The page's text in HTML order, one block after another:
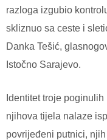
razloga izgubio
skliznuo sa ceste i
Danka Tešić,
Istočno Sarajevo.
Identitet troje
njihova tijela nalaze
povrijeđeni putnici,